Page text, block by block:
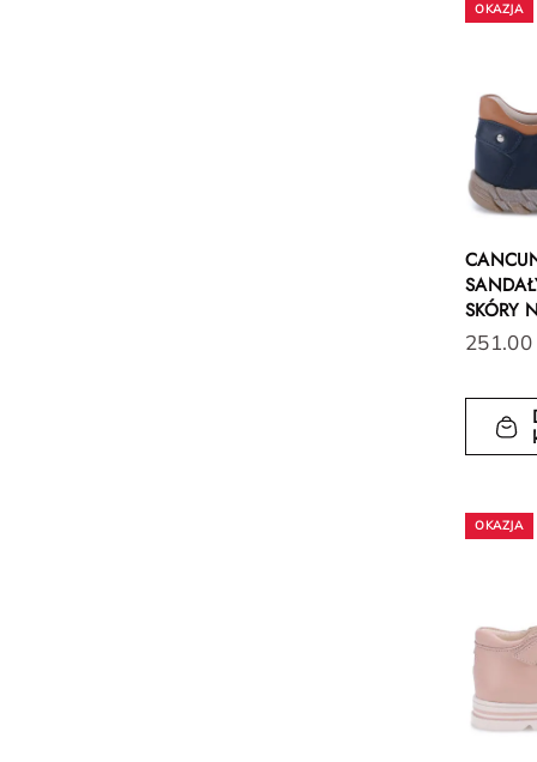
SKÓRY
251.00